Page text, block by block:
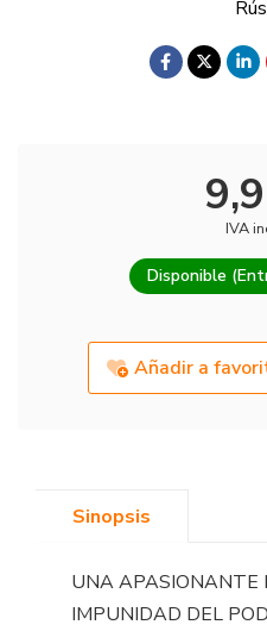
IVA
Disponible
Añadir a
Sinopsis
UNA APASIONANTE
IMPUNIDAD DEL